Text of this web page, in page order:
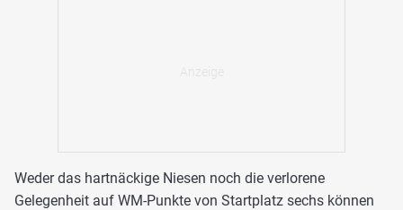
Weder das hartnäckige Niesen noch die verlorene
Gelegenheit auf WM-Punkte von Startplatz sechs können